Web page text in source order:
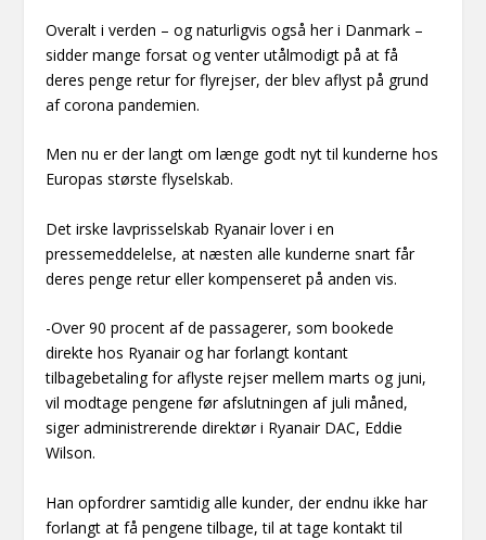
Overalt i verden – og naturligvis også her i Danmark –
sidder mange forsat og venter utålmodigt på at få
deres penge retur for flyrejser, der blev aflyst på grund
af corona pandemien.
Men nu er der langt om længe godt nyt til kunderne hos
Europas største flyselskab.
Det irske lavprisselskab Ryanair lover i en
pressemeddelelse, at næsten alle kunderne snart får
deres penge retur eller kompenseret på anden vis.
-Over 90 procent af de passagerer, som bookede
direkte hos Ryanair og har forlangt kontant
tilbagebetaling for aflyste rejser mellem marts og juni,
vil modtage pengene før afslutningen af juli måned,
siger administrerende direktør i Ryanair DAC, Eddie
Wilson.
Han opfordrer samtidig alle kunder, der endnu ikke har
forlangt at få pengene tilbage, til at tage kontakt til